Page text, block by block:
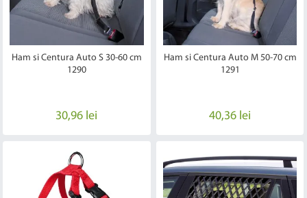
Ham si Centura Auto S 30-60 cm
1290
30,96 lei
Ham si Centura Auto M 50-70 cm
1291
40,36 lei